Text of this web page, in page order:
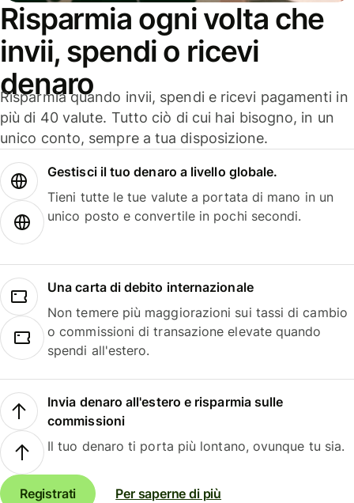
Risparmia ogni volta che
invii, spendi o ricevi
denaro
Risparmia quando invii, spendi e ricevi pagamenti in
più di 40 valute. Tutto ciò di cui hai bisogno, in un
unico conto, sempre a tua disposizione.
Gestisci il tuo denaro a livello globale.
Tieni tutte le tue valute a portata di mano in un
unico posto e convertile in pochi secondi.
Una carta di debito internazionale
Non temere più maggiorazioni sui tassi di cambio
o commissioni di transazione elevate quando
spendi all'estero.
Invia denaro all'estero e risparmia sulle
commissioni
Il tuo denaro ti porta più lontano, ovunque tu sia.
Registrati Per saperne di più